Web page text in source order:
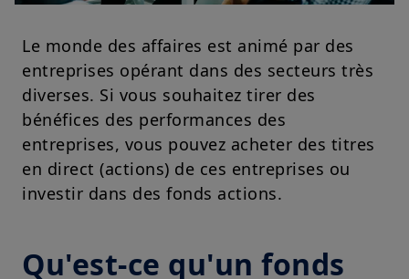
Le monde des affaires est animé par des
entreprises opérant dans des secteurs très
diverses. Si vous souhaitez tirer des
bénéfices des performances des
entreprises, vous pouvez acheter des titres
en direct (actions) de ces entreprises ou
investir dans des fonds actions.
Qu'est-ce qu'un fonds